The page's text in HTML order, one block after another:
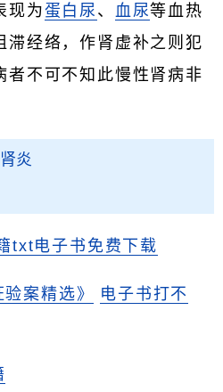
现为蛋白尿 、 血尿等血热
滞经络，作肾虚补之则犯
者不可不知此慢性肾病非
炎
txt电子书免费下载
案精选》
电子书打不